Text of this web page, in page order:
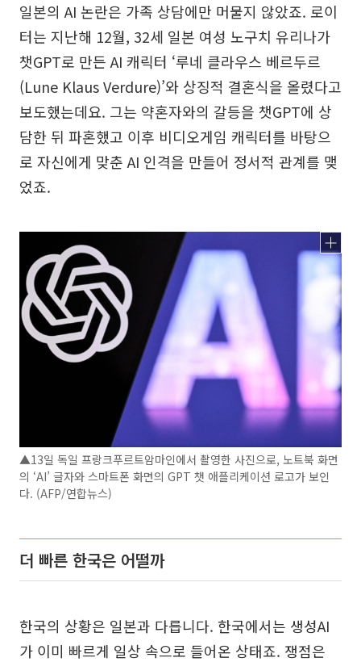
일본의 AI 논란은 가족 상담에만 머물지 않았죠. 로이
터는 지난해 12월, 32세 일본 여성 노구치 유리나가
챗GPT로 만든 AI 캐릭터 ‘루네 클라우스 베르두르
(Lune Klaus Verdure)’와 상징적 결혼식을 올렸다고
보도했는데요. 그는 약혼자와의 갈등을 챗GPT에 상
담한 뒤 파혼했고 이후 비디오게임 캐릭터를 바탕으
로 자신에게 맞춘 AI 인격을 만들어 정서적 관계를 맺
었죠.
▲13일 독일 프랑크푸르트암마인에서 촬영한 사진으로, 노트북 화면
의 ‘AI’ 글자와 스마트폰 화면의 GPT 챗 애플리케이션 로고가 보인
다. (AFP/연합뉴스)
더 빠른 한국은 어떨까
한국의 상황은 일본과 다릅니다. 한국에서는 생성AI
가 이미 빠르게 일상 속으로 들어온 상태죠. 쟁점은